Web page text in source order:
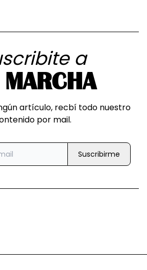
a
MARCHA
artículo, recbí todo nuestro
por mail.
Suscribirme